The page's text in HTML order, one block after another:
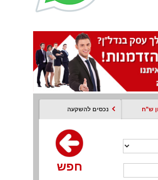
נכסים להשקעה
חפש
חפש
חפש
חפש חפש חפש
חפש